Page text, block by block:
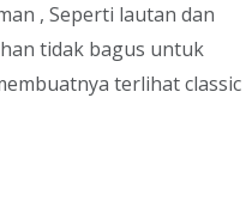
, Seperti lautan dan
tidak bagus untuk
terlihat classic